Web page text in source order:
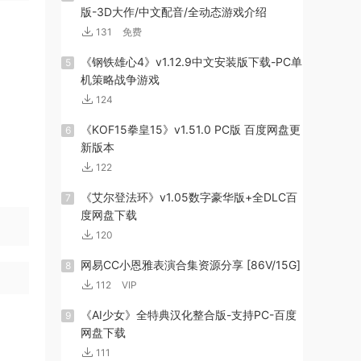
版-3D大作/中文配音/全动态游戏介绍
131 免费
5
《钢铁雄心4》v1.12.9中文安装版下载-PC单
机策略战争游戏
124
6
《KOF15拳皇15》v1.51.0 PC版 百度网盘更
新版本
122
7
《艾尔登法环》v1.05数字豪华版+全DLC百
度网盘下载
120
8 网易CC小恩雅表演合集资源分享 [86V/15G]
112 VIP
9
《AI少女》全特典汉化整合版-支持PC-百度
网盘下载
111